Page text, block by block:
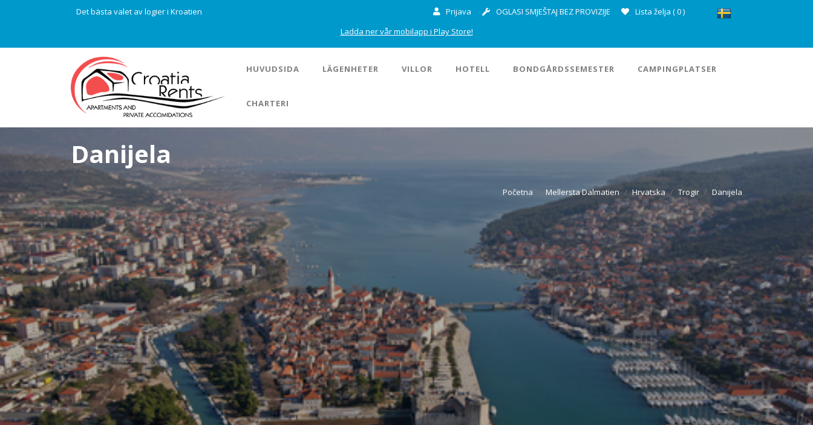
Det bästa valet av logier i Kroatien Prijava OGLASI SMJEŠTAJ BEZ PROVIZIJE Lista želja (0)
Ladda ner vår mobilapp i Play Store!
HUVUDSIDA LÄGENHETER VILLOR HOTELL BONDGÅRDSSEMESTER CAMPINGPLATSER
CHARTERI
Danijela
Početna Mellersta Dalmatien Hrvatska Trogir Danijela